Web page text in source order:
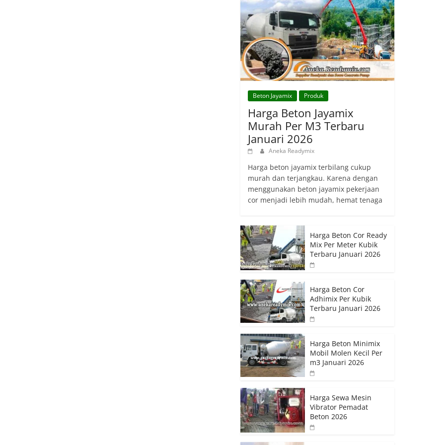
Beton Jayamix Produk
Harga Beton Jayamix
Murah Per M3 Terbaru
Januari 2026
Aneka Readymix
Harga beton jayamix terbilang cukup
murah dan terjangkau. Karena dengan
menggunakan beton jayamix pekerjaan
cor menjadi lebih mudah, hemat tenaga
Harga Beton Cor Ready
Mix Per Meter Kubik
Terbaru Januari 2026
Harga Beton Cor
Adhimix Per Kubik
Terbaru Januari 2026
Harga Beton Minimix
Mobil Molen Kecil Per
m3 Januari 2026
Harga Sewa Mesin
Vibrator Pemadat
Beton 2026